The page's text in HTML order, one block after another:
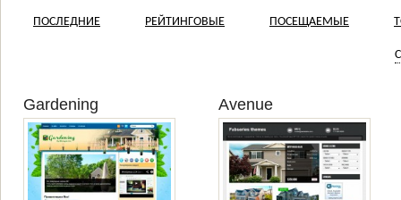
ПОСЛЕДНИЕ РЕЙТИНГОВЫЕ ПОСЕЩАЕМЫЕ
Gardening Avenue